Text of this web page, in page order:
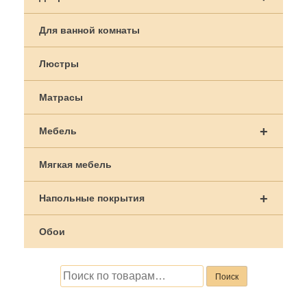
записям
Для ванной комнаты
Люстры
Матрасы
+
Мебель
Мягкая мебель
+
Напольные покрытия
Обои
Искать: Поиск